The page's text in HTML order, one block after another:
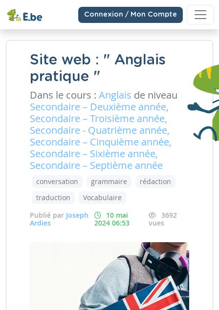
Connexion / Mon Compte
Site web : " Anglais
pratique "
Dans le cours : Anglais de niveau
Secondaire – Deuxième année,
Secondaire – Troisième année,
Secondaire - Quatrième année,
Secondaire – Cinquième année,
Secondaire – Sixième année,
Secondaire – Septième année
conversation grammaire
rédaction
traduction
Vocabulaire
Publié par Joseph
Ardies
10 mai
2024 06:53
3692
vues